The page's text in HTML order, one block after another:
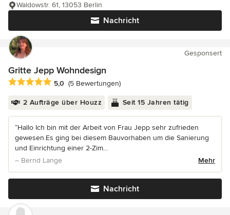
Nachricht
Waldowstr. 61, 13053 Berlin
Gesponsert
Gritte Jepp Wohndesign
Durchschnittliche Bewertung: 5 von 5 Sternen
5,0 (5 Bewertungen)
2 Aufträge über Houzz Seit 15 Jahren tätig
“Hallo Ich bin mit der Arbeit von Frau Jepp sehr zufrieden
gewesen.Es ging bei diesem Bauvorhaben um die Sanierung
und Einrichtung einer 2-Zim...
– Bernd Lange
Mehr
Nachricht